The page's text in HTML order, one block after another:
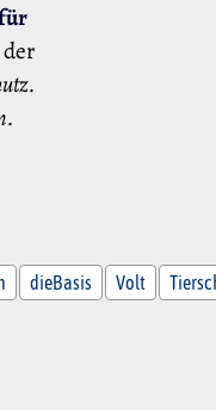
dieBasis Volt